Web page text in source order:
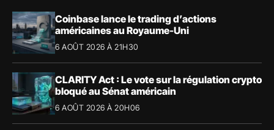
Coinbase lance le trading d’actions
américaines au Royaume-Uni
6 AOÛT 2026 À 21H30
CLARITY Act : Le vote sur la régulation crypto
bloqué au Sénat américain
6 AOÛT 2026 À 20H06